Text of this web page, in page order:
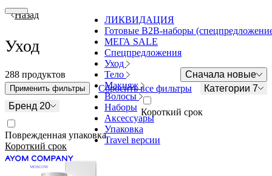
ЛИКВИДАЦИЯ
Готовые В2В-наборы
МЕГА SALE
Спецпредложения
Уход
Тело
Макияж
Волосы
Наборы
Аксессуары
Упаковка
Travel версии
Назад
Уход
288 продуктов Сначала новые
Применить фильтры Сбросить все фильтры
Категории 7
Бренд 20
Короткий срок
Поврежденная упаковка
Короткий срок